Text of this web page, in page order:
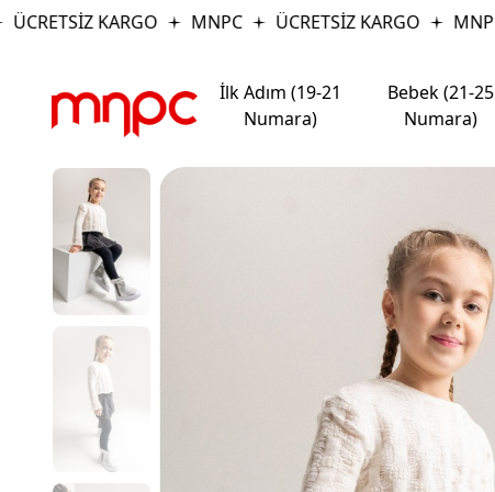
KARGO MNPC ÜCRETSİZ KARGO MNPC
İlk Adım (19-21
Numara)
Bebek (21-25
Numara)